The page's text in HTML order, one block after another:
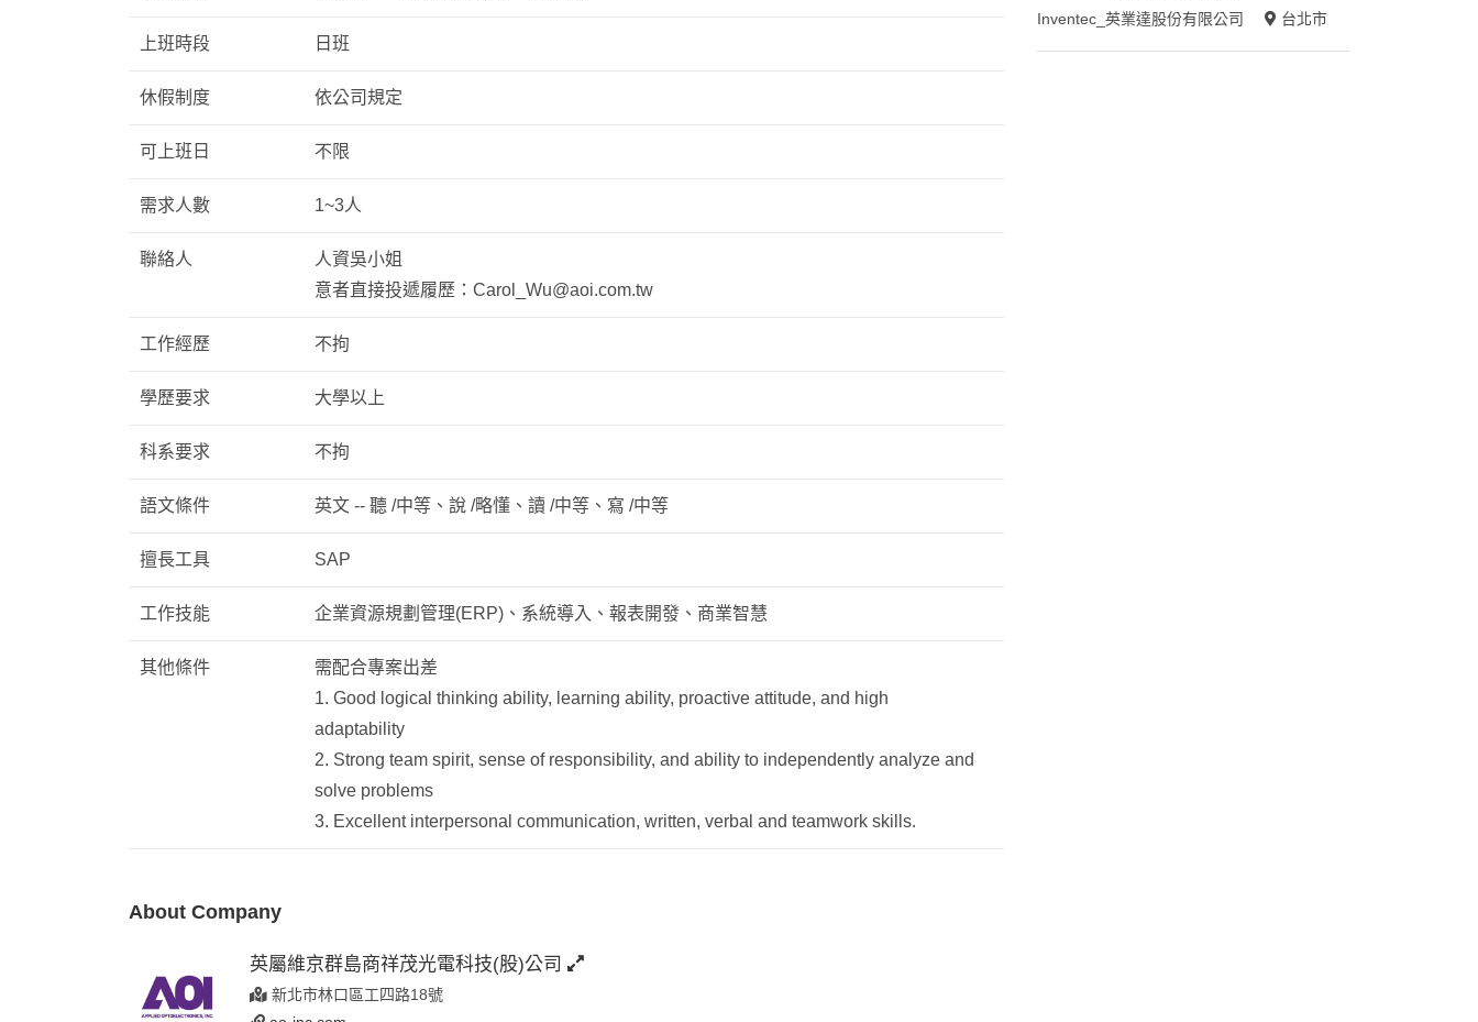
上班時段 日班
休假制度 依公司規定
可上班日 不限
需求人數 1~3人
聯絡人
人資吳小姐
意者直接投遞履歷：Carol_Wu@aoi.com.tw
工作經歷 不拘
學歷要求 大學以上
科系要求 不拘
語文條件 英文 -- 聽 /中等、說 /略懂、讀 /中等、寫 /中等
擅長工具 SAP
工作技能 企業資源規劃管理(ERP)、系統導入、報表開發、商業智慧
其他條件
需配合專案出差
1. Good logical thinking ability, learning ability, proactive attitude, and high
adaptability
2. Strong team spirit, sense of responsibility, and ability to independently analyze and
solve problems
3. Excellent interpersonal communication, written, verbal and teamwork skills.
About Company
英屬維京群島商祥茂光電科技(股)公司
新北市林口區工四路18號
Inventec_英業達股份有限公司 台北市